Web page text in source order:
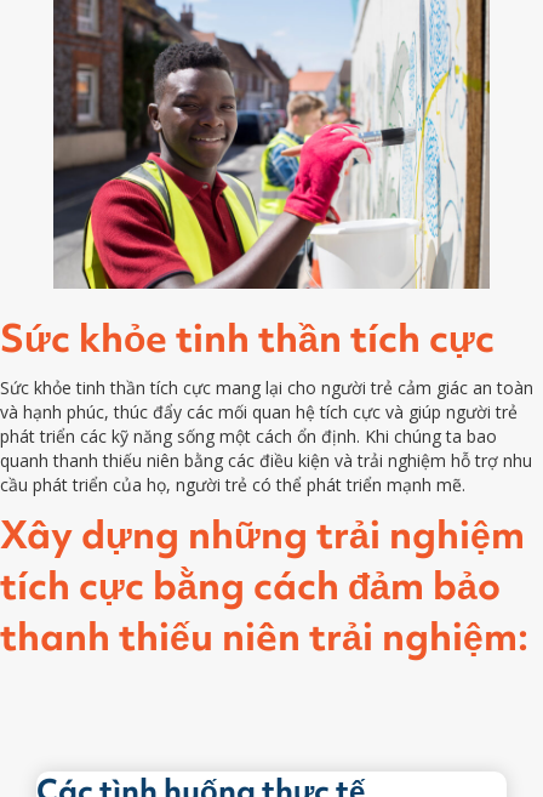
Sức khỏe tinh thần tích cực
Sức khỏe tinh thần tích cực mang lại cho người trẻ cảm giác an toàn
và hạnh phúc, thúc đẩy các mối quan hệ tích cực và giúp người trẻ
phát triển các kỹ năng sống một cách ổn định. Khi chúng ta bao
quanh thanh thiếu niên bằng các điều kiện và trải nghiệm hỗ trợ nhu
cầu phát triển của họ, người trẻ có thể phát triển mạnh mẽ.
Xây dựng những trải nghiệm
tích cực bằng cách đảm bảo
thanh thiếu niên trải nghiệm: